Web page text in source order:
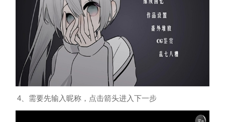
4、需要先输入昵称，点击箭头进入下一步